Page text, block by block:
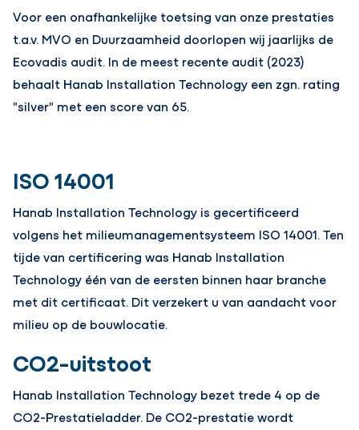
Voor een onafhankelijke toetsing van onze prestaties
t.a.v. MVO en Duurzaamheid doorlopen wij jaarlijks de
Ecovadis audit. In de meest recente audit (2023)
behaalt Hanab Installation Technology een zgn. rating
"silver" met een score van 65.
ISO 14001
Hanab Installation Technology is gecertificeerd
volgens het milieumanagementsysteem ISO 14001. Ten
tijde van certificering was Hanab Installation
Technology één van de eersten binnen haar branche
met dit certificaat. Dit verzekert u van aandacht voor
milieu op de bouwlocatie.
CO2-uitstoot
Hanab Installation Technology bezet trede 4 op de
CO2-Prestatieladder. De CO2-prestatie wordt